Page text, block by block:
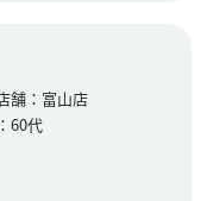
舗： 富山店
60代